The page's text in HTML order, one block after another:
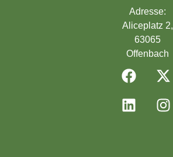
Adresse:
Aliceplatz 2,
63065
Offenbach